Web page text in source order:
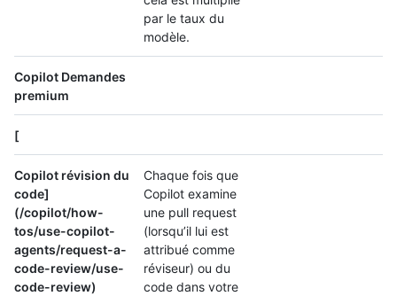
par le taux du
modèle.
Copilot Demandes
premium
[
Copilot révision du
code]
(/copilot/how-
tos/use-copilot-
agents/request-a-
code-review/use-
code-review)
Chaque fois que
Copilot examine
une pull request
(lorsqu’il lui est
attribué comme
réviseur) ou du
code dans votre